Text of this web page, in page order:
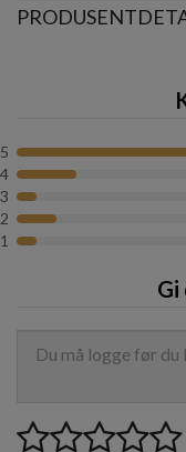
Bruk
på håndkletørt
fuktig hår for
Volum:
5
4
3
2
1
Gi